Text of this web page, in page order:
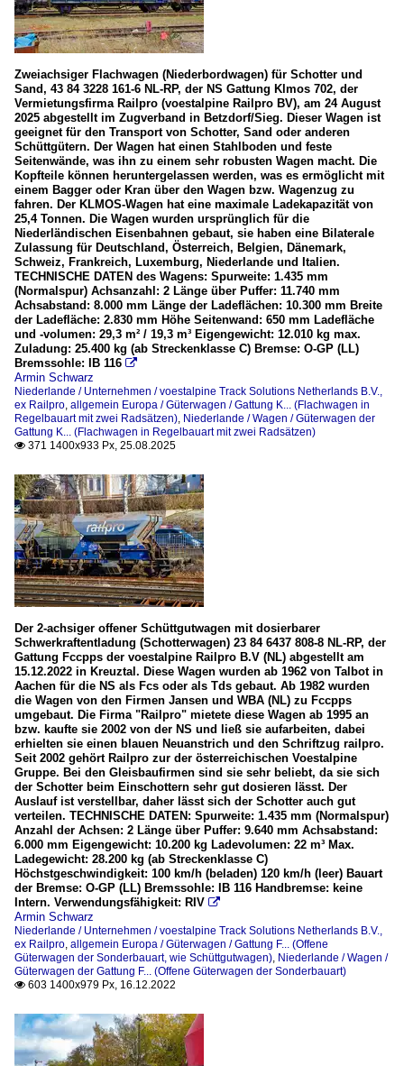
Zweiachsiger Flachwagen (Niederbordwagen) für Schotter und
Sand, 43 84 3228 161-6 NL-RP, der NS Gattung Klmos 702, der
Vermietungsfirma Railpro (voestalpine Railpro BV), am 24 August
2025 abgestellt im Zugverband in Betzdorf/Sieg. Dieser Wagen ist
geeignet für den Transport von Schotter, Sand oder anderen
Schüttgütern. Der Wagen hat einen Stahlboden und feste
Seitenwände, was ihn zu einem sehr robusten Wagen macht. Die
Kopfteile können heruntergelassen werden, was es ermöglicht mit
einem Bagger oder Kran über den Wagen bzw. Wagenzug zu
fahren. Der KLMOS-Wagen hat eine maximale Ladekapazität von
25,4 Tonnen. Die Wagen wurden ursprünglich für die
Niederländischen Eisenbahnen gebaut, sie haben eine Bilaterale
Zulassung für Deutschland, Österreich, Belgien, Dänemark,
Schweiz, Frankreich, Luxemburg, Niederlande und Italien.
TECHNISCHE DATEN des Wagens: Spurweite: 1.435 mm
(Normalspur) Achsanzahl: 2 Länge über Puffer: 11.740 mm
Achsabstand: 8.000 mm Länge der Ladeflächen: 10.300 mm Breite
der Ladefläche: 2.830 mm Höhe Seitenwand: 650 mm Ladefläche
und -volumen: 29,3 m² / 19,3 m³ Eigengewicht: 12.010 kg max.
Zuladung: 25.400 kg (ab Streckenklasse C) Bremse: O-GP (LL)
Bremssohle: IB 116 
Armin Schwarz
Niederlande / Unternehmen / voestalpine Track Solutions Netherlands B.V.,
ex Railpro, allgemein Europa / Güterwagen / Gattung K... (Flachwagen in
Regelbauart mit zwei Radsätzen), Niederlande / Wagen / Güterwagen der
Gattung K... (Flachwagen in Regelbauart mit zwei Radsätzen)
 371 1400x933 Px, 25.08.2025
Der 2-achsiger offener Schüttgutwagen mit dosierbarer
Schwerkraftentladung (Schotterwagen) 23 84 6437 808-8 NL-RP, der
Gattung Fccpps der voestalpine Railpro B.V (NL) abgestellt am
15.12.2022 in Kreuztal. Diese Wagen wurden ab 1962 von Talbot in
Aachen für die NS als Fcs oder als Tds gebaut. Ab 1982 wurden
die Wagen von den Firmen Jansen und WBA (NL) zu Fccpps
umgebaut. Die Firma "Railpro" mietete diese Wagen ab 1995 an
bzw. kaufte sie 2002 von der NS und ließ sie aufarbeiten, dabei
erhielten sie einen blauen Neuanstrich und den Schriftzug railpro.
Seit 2002 gehört Railpro zur der österreichischen Voestalpine
Gruppe. Bei den Gleisbaufirmen sind sie sehr beliebt, da sie sich
der Schotter beim Einschottern sehr gut dosieren lässt. Der
Auslauf ist verstellbar, daher lässt sich der Schotter auch gut
verteilen. TECHNISCHE DATEN: Spurweite: 1.435 mm (Normalspur)
Anzahl der Achsen: 2 Länge über Puffer: 9.640 mm Achsabstand:
6.000 mm Eigengewicht: 10.200 kg Ladevolumen: 22 m³ Max.
Ladegewicht: 28.200 kg (ab Streckenklasse C)
Höchstgeschwindigkeit: 100 km/h (beladen) 120 km/h (leer) Bauart
der Bremse: O-GP (LL) Bremssohle: IB 116 Handbremse: keine
Intern. Verwendungsfähigkeit: RIV 
Armin Schwarz
Niederlande / Unternehmen / voestalpine Track Solutions Netherlands B.V.,
ex Railpro, allgemein Europa / Güterwagen / Gattung F... (Offene
Güterwagen der Sonderbauart, wie Schüttgutwagen), Niederlande / Wagen /
Güterwagen der Gattung F... (Offene Güterwagen der Sonderbauart)
 603 1400x979 Px, 16.12.2022